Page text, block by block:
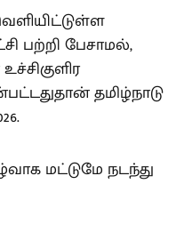
பற்றி பேசாமல்,
தமிழ்நாடு
மட்டுமே நடந்து